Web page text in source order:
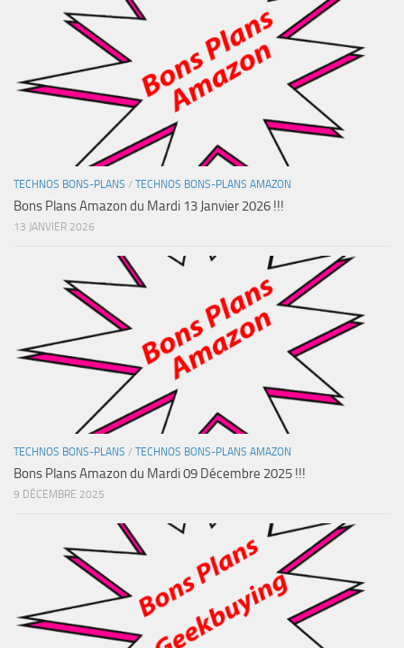
TECHNOS BONS-PLANS / TECHNOS BONS-PLANS AMAZON
Bons Plans Amazon du Mardi 13 Janvier 2026 !!!
13 JANVIER 2026
TECHNOS BONS-PLANS / TECHNOS BONS-PLANS AMAZON
Bons Plans Amazon du Mardi 09 Décembre 2025 !!!
9 DÉCEMBRE 2025